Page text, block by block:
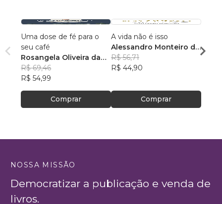
Uma dose de fé para o
seu café
Rosangela Oliveira da
Silva
R$ 69,46
R$ 54,99
Comprar
A vida não é isso
Alessandro Monteiro de
Menezes
R$ 56,71
R$ 44,90
Comprar
R$
NOSSA MISSÃO
Democratizar a publicação e venda de
livros.